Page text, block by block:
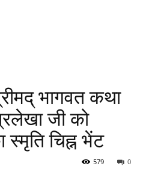
भागवत कथा
जी को
स्मृति चिह्न भेंट
0
579